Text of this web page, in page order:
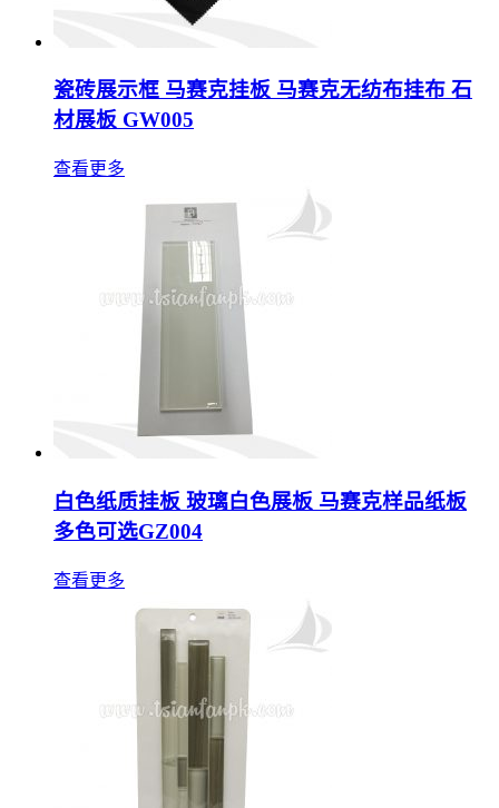
瓷砖展示框 马赛克挂板 马赛克无纺布挂布 石
材展板 GW005
查看更多
白色纸质挂板 玻璃白色展板 马赛克样品纸板
多色可选GZ004
查看更多